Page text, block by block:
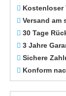
Kostenloser
Versand am
30 Tage
3 Jahre
Sichere
Konform